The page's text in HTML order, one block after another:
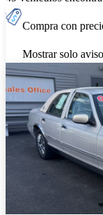
Compra con
Mostrar solo